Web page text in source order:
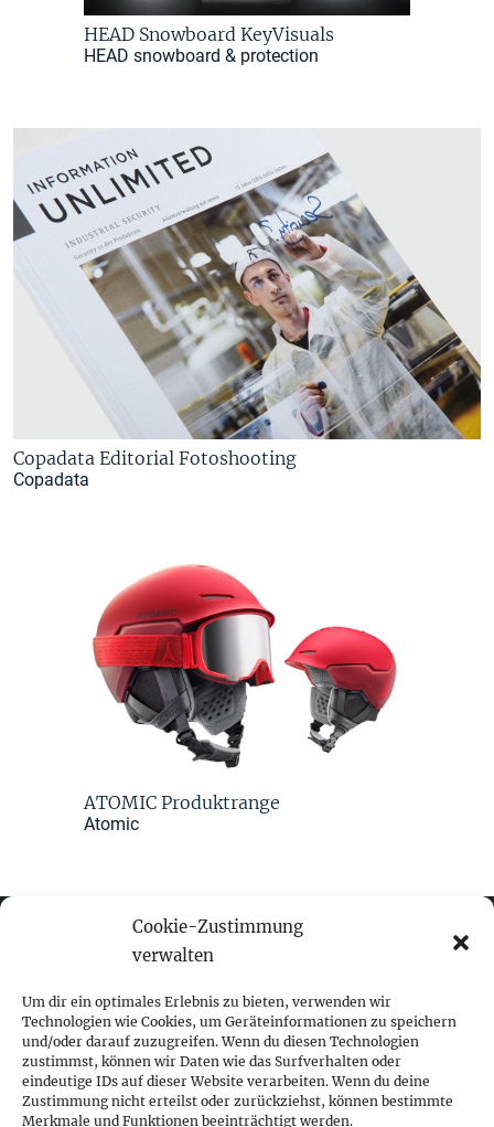
Cookie-Zustimmung
verwalten
Um dir ein optimales Erlebnis zu bieten, verwenden wir
Technologien wie Cookies, um Geräteinformationen zu speichern
und/oder darauf zuzugreifen. Wenn du diesen Technologien
zustimmst, können wir Daten wie das Surfverhalten oder
eindeutige IDs auf dieser Website verarbeiten. Wenn du deine
Zustimmung nicht erteilst oder zurückziehst, können bestimmte
Merkmale und Funktionen beeinträchtigt werden.
HEAD Snowboard KeyVisuals
HEAD snowboard & protection
Copadata Editorial Fotoshooting
Copadata
ATOMIC Produktrange
Atomic
fokus visuelle kommunikation
Franz-Ofner-Straße 20
A - 5020 Salzburg